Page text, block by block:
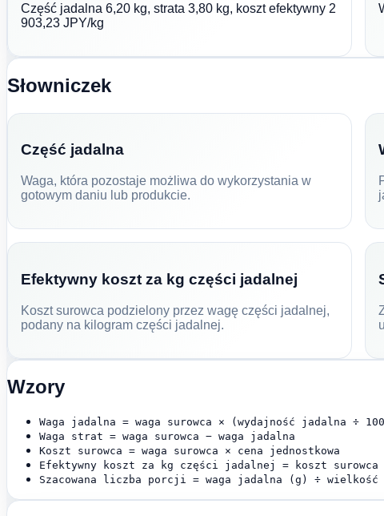
Część jadalna 6,20 kg, strata 3,80 kg, koszt efektywny 2
903,23 JPY/kg
Słowniczek
Część jadalna
Waga, która pozostaje możliwa do wykorzystania w
gotowym daniu lub produkcie.
Efektywny koszt za kg części jadalnej
Koszt surowca podzielony przez wagę części jadalnej,
podany na kilogram części jadalnej.
Wzory
Waga jadalna = waga surowca × (wydajność jadalna ÷
Waga strat = waga surowca − waga jadalna
Koszt surowca = waga surowca × cena jednostkowa
Efektywny koszt za kg części jadalnej = koszt surowca
Szacowana liczba porcji = waga jadalna (g) ÷